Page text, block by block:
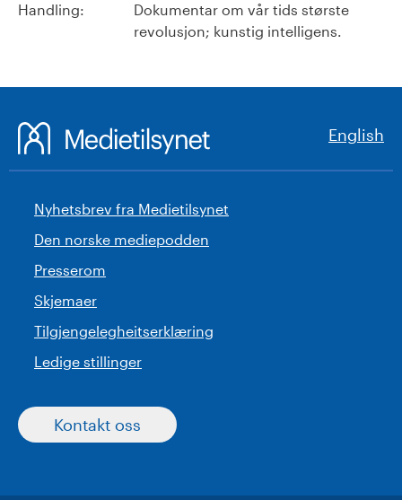
Handling:
Dokumentar om vår tids største
revolusjon; kunstig intelligens.
English
Nyhetsbrev fra Medietilsynet
Den norske mediepodden
Presserom
Skjemaer
Tilgjengelegheitserklæring
Ledige stillinger
Kontakt oss